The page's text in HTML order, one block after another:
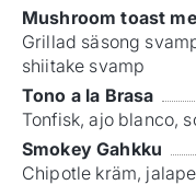
Mushroom toast
Grillad säsong
shiitake svamp
Tono a la Brasa
Tonfisk, ajo blanco,
Smokey Gahkku
Chipotle kräm,